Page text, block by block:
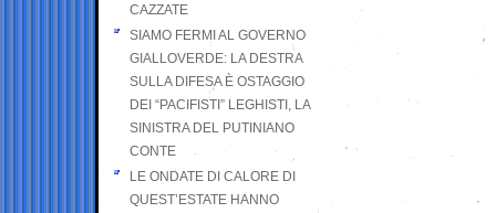
CAZZATE
SIAMO FERMI AL GOVERNO
GIALLOVERDE: LA DESTRA
SULLA DIFESA È OSTAGGIO
DEI “PACIFISTI” LEGHISTI, LA
SINISTRA DEL PUTINIANO
CONTE
LE ONDATE DI CALORE DI
QUEST’ESTATE HANNO